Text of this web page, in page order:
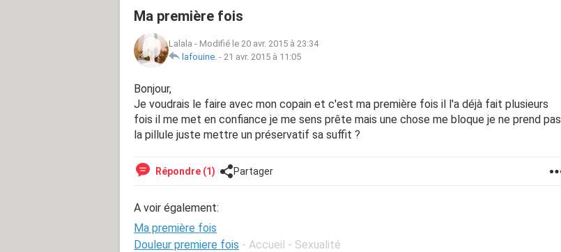
Ma première fois
Lalala - Modifié le 20 avr. 2015 à 23:34
lafouine. - 21 avr. 2015 à 11:05
Bonjour,
Je voudrais le faire avec mon copain et c'est ma première fois il l'a déjà fait plusieurs
fois il me met en confiance je me sens prête mais une chose me bloque je ne prend pas
la pillule juste mettre un préservatif sa suffit ?
Répondre (1) Partager
A voir également:
Ma première fois
Douleur premiere fois - Accueil - Sexualité